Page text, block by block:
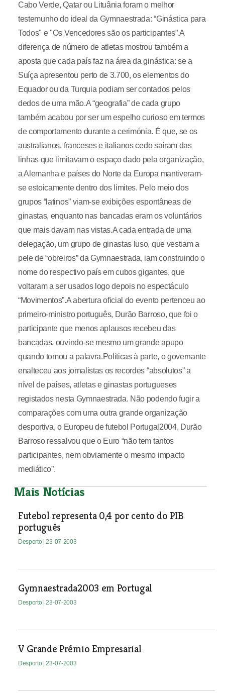
Cabo Verde, Qatar ou Lituânia foram o melhor
testemunho do ideal da Gymnaestrada: “Ginástica para
Todos" e "Os Vencedores são os participantes”.A
diferença de número de atletas mostrou também a
aposta que cada país faz na área da ginástica: se a
Suíça apresentou perto de 3.700, os elementos do
Equador ou da Turquia podiam ser contados pelos
dedos de uma mão.A “geografia” de cada grupo
também acabou por ser um espelho curioso em termos
de comportamento durante a cerimónia. É que, se os
australianos, franceses e italianos cedo saíram das
linhas que limitavam o espaço dado pela organização,
a Alemanha e países do Norte da Europa mantiveram-
se estoicamente dentro dos limites. Pelo meio dos
grupos “latinos” viam-se exibições espontâneas de
ginastas, enquanto nas bancadas eram os voluntários
que mais davam nas vistas.A cada entrada de uma
delegação, um grupo de ginastas luso, que vestiam a
pele de “obreiros” da Gymnaestrada, iam construindo o
nome do respectivo país em cubos gigantes, que
voltaram a ser usados logo depois no espectáculo
“Movimentos”.A abertura oficial do evento pertenceu ao
primeiro-ministro português, Durão Barroso, que foi o
participante que menos aplausos recebeu das
bancadas, ouvindo-se mesmo um grande apupo
quando tomou a palavra.Políticas à parte, o governante
enalteceu aos jornalistas os recordes “absolutos” a
nível de países, atletas e ginastas portugueses
registados nesta Gymnaestrada. Não podendo fugir a
comparações com uma outra grande organização
desportiva, o Europeu de futebol Portugal2004, Durão
Barroso ressalvou que o Euro “não tem tantos
participantes, nem obviamente o mesmo impacto
mediático”.
Mais Notícias
Futebol representa 0,4 por cento do PIB
português
Desporto | 23-07-2003
Gymnaestrada2003 em Portugal
Desporto | 23-07-2003
V Grande Prémio Empresarial
Desporto | 23-07-2003